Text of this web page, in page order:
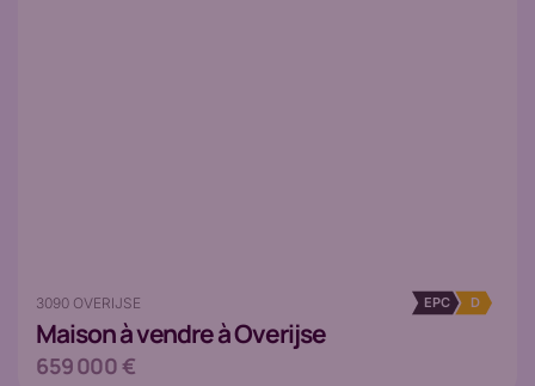
3090 OVERIJSE
Maisonà vendre à Overijse
EPC D
659 000 €